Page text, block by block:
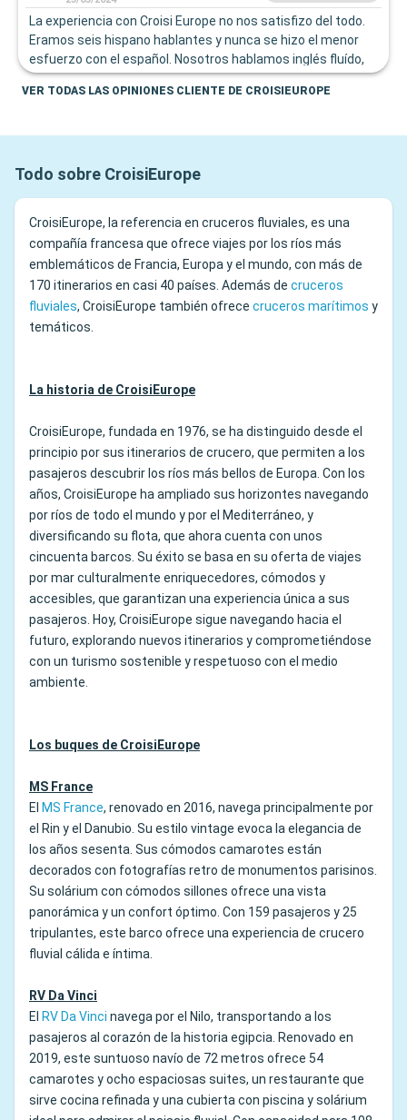
La experiencia con Croisi Europe no nos satisfizo del todo.
Eramos seis hispano hablantes y nunca se hizo el menor
esfuerzo con el español. Nosotros hablamos inglés fluído,
pero buena parte de la tripulación solo francés y a veces
bien primario. pero lo mas notorio es que no hacían ningún
VER TODAS LAS OPINIONES CLIENTE DE CROISIEUROPE
Todo sobre CroisiEurope
CroisiEurope, la referencia en cruceros fluviales, es una
compañía francesa que ofrece viajes por los ríos más
emblemáticos de Francia, Europa y el mundo, con más de
170 itinerarios en casi 40 países. Además de cruceros
fluviales, CroisiEurope también ofrece cruceros marítimos y
temáticos.
La historia de CroisiEurope
CroisiEurope, fundada en 1976, se ha distinguido desde el
principio por sus itinerarios de crucero, que permiten a los
pasajeros descubrir los ríos más bellos de Europa. Con los
años, CroisiEurope ha ampliado sus horizontes navegando
por ríos de todo el mundo y por el Mediterráneo, y
diversificando su flota, que ahora cuenta con unos
cincuenta barcos. Su éxito se basa en su oferta de viajes
por mar culturalmente enriquecedores, cómodos y
accesibles, que garantizan una experiencia única a sus
pasajeros. Hoy, CroisiEurope sigue navegando hacia el
futuro, explorando nuevos itinerarios y comprometiéndose
con un turismo sostenible y respetuoso con el medio
ambiente.
Los buques de CroisiEurope
MS France
El MS France, renovado en 2016, navega principalmente por
el Rin y el Danubio. Su estilo vintage evoca la elegancia de
los años sesenta. Sus cómodos camarotes están
decorados con fotografías retro de monumentos parisinos.
Su solárium con cómodos sillones ofrece una vista
panorámica y un confort óptimo. Con 159 pasajeros y 25
tripulantes, este barco ofrece una experiencia de crucero
fluvial cálida e íntima.
RV Da Vinci
El RV Da Vinci navega por el Nilo, transportando a los
pasajeros al corazón de la historia egipcia. Renovado en
2019, este suntuoso navío de 72 metros ofrece 54
camarotes y ocho espaciosas suites, un restaurante que
sirve cocina refinada y una cubierta con piscina y solárium